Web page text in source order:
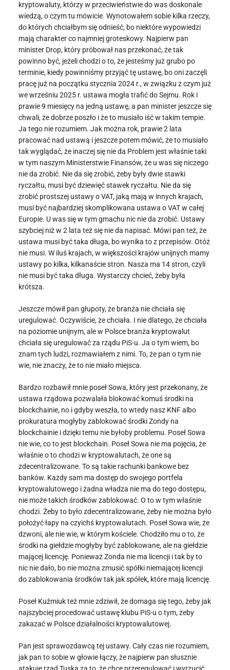
kryptowaluty, którzy w przeciwieństwie do was doskonale
wiedzą, o czym tu mówicie. Wynotowałem sobie kilka rzeczy,
do których chciałbym się odnieść, bo niektóre wypowiedzi
mają charakter co najmniej groteskowy. Najpierw pan
minister Drop, który próbował nas przekonać, że tak
powinno być, jeżeli chodzi o to, że jesteśmy już grubo po
terminie, kiedy powinniśmy przyjąć tę ustawę, bo oni zaczęli
pracę już na początku stycznia 2024 r., w związku z czym już
we wrześniu 2025 r. ustawa mogła trafić do Sejmu. Rok i
prawie 9 miesięcy na jedną ustawę, a pan minister jeszcze się
chwali, że dobrze poszło i że to musiało iść w takim tempie.
Ja tego nie rozumiem. Jak można rok, prawie 2 lata
pracować nad ustawą i jeszcze potem mówić, że to musiało
tak wyglądać, że inaczej się nie da Problem jest właśnie taki
w tym naszym Ministerstwie Finansów, że u was się niczego
nie da zrobić. Nie da się zrobić, żeby były dwie stawki
ryczałtu, musi być dziewięć stawek ryczałtu. Nie da się
zrobić prostszej ustawy o VAT, jaką mają w innych krajach,
musi być najbardziej skomplikowana ustawa o VAT w całej
Europie. U was się w tym gmachu nic nie da zrobić. Ustawy
szybciej niż w 2 lata też się nie da napisać. Mówi pan też, że
ustawa musi być taka długa, bo wynika to z przepisów. Otóż
nie musi. W iluś krajach, w większości krajów unijnych mamy
ustawy po kilka, kilkanaście stron. Nasza ma 14 stron, czyli
nie musi być taka długa. Wystarczy chcieć, żeby była
krótsza.
Jeszcze mówił pan głupoty, że branża nie chciała się
uregulować. Oczywiście, że chciała. I nie dlatego, że chciała
na poziomie unijnym, ale w Polsce branża kryptowalut
chciała się uregulować za rządu PiS-u. Ja o tym wiem, bo
znam tych ludzi, rozmawiałem z nimi. To, że pan o tym nie
wie, nie znaczy, że to nie miało miejsca.
Bardzo rozbawił mnie poseł Sowa, który jest przekonany, że
ustawa rządowa pozwalała blokować komuś środki na
blockchainie, no i gdyby weszła, to wtedy nasz KNF albo
prokuratura mogłyby zablokować środki Zondy na
blockchainie i dzięki temu nie byłoby problemu. Poseł Sowa
nie wie, co to jest blockchain. Poseł Sowa nie ma pojęcia, że
właśnie o to chodzi w kryptowalutach, że one są
zdecentralizowane. To są takie rachunki bankowe bez
banków. Każdy sam ma dostęp do swojego portfela
kryptowalutowego i żadna władza nie ma do tego dostępu,
nie może takich środków zablokować. O to w tym właśnie
chodzi. Żeby to było zdecentralizowane, żeby nie można było
położyć łapy na czyichś kryptowalutach. Poseł Sowa wie, że
dzwoni, ale nie wie, w którym kościele. Chodziło mu o to, że
środki na giełdzie mogłyby być zablokowane, ale na giełdzie
mającej licencję. Ponieważ Zonda nie ma licencji i tak by to
nic nie dało, bo nie można zmusić spółki niemającej licencji
do zablokowania środków tak jak spółek, które mają licencję.
Poseł Kuźmiuk też mnie zdziwił, że domaga się tego, żeby jak
najszybciej procedować ustawę klubu PiS-u o tym, żeby
zakazać w Polsce działalności kryptowalutowej.
Pan jest sprawozdawcą tej ustawy. Cały czas nie rozumiem,
jak pan to sobie w głowie łączy, że najpierw pan słusznie